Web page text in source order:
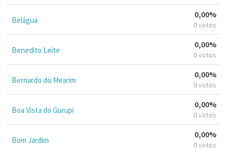
Belágua
0,00%
0 votos
Benedito Leite
0,00%
0 votos
Bernardo do Mearim
0,00%
0 votos
Boa Vista do Gurupi
0,00%
0 votos
Bom Jardim
0,00%
0 votos